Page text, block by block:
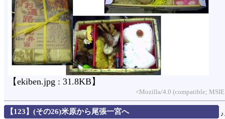
【ekiben.jpg : 31.8KB】
<Mozilla/4.0 (compatible;
【123】(その26)米原から尾張一宮へ